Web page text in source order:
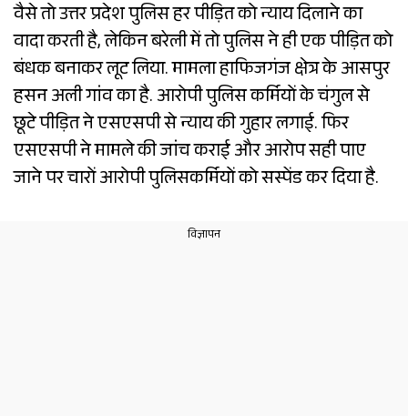
वैसे तो उत्तर प्रदेश पुलिस हर पीड़ित को न्याय दिलाने का
वादा करती है, लेकिन बरेली में तो पुलिस ने ही एक पीड़ित को
बंधक बनाकर लूट लिया. मामला हाफिजगंज क्षेत्र के आसपुर
हसन अली गांव का है. आरोपी पुलिस कर्मियों के चंगुल से
छूटे पीड़ित ने एसएसपी से न्याय की गुहार लगाई. फिर
एसएसपी ने मामले की जांच कराई और आरोप सही पाए
जाने पर चारों आरोपी पुलिसकर्मियों को सस्पेंड कर दिया है.